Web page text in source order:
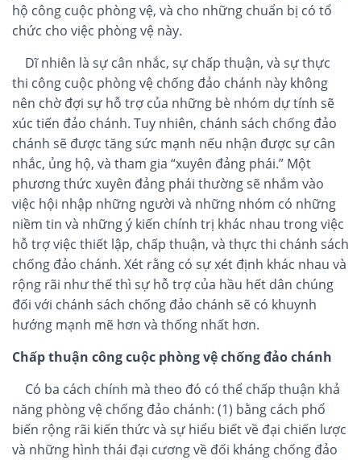
hộ công cuộc phòng vệ, và cho những chuẩn bị có tổ
chức cho việc phòng vệ này.
Dĩ nhiên là sự cân nhắc, sự chấp thuận, và sự thực
thi công cuộc phòng vệ chống đảo chánh này không
nên chờ đợi sự hỗ trợ của những bè nhóm dự tính sẽ
xúc tiến đảo chánh. Tuy nhiên, chánh sách chống đảo
chánh sẽ được tăng sức mạnh nếu nhận được sự cân
nhắc, ủng hộ, và tham gia “xuyên đảng phái.” Một
phương thức xuyên đảng phái thường sẽ nhắm vào
việc hội nhập những người và những nhóm có những
niềm tin và những ý kiến chính trị khác nhau trong việc
hỗ trợ việc thiết lập, chấp thuận, và thực thi chánh sách
chống đảo chánh. Xét rằng có sự xét định khác nhau và
rộng rãi như thế thì sự hỗ trợ của hầu hết dân chúng
đối với chánh sách chống đảo chánh sẽ có khuynh
hướng mạnh mẽ hơn và thống nhất hơn.
Chấp thuận công cuộc phòng vệ chống đảo chánh
Có ba cách chính mà theo đó có thể chấp thuận khả
năng phòng vệ chống đảo chánh: (1) bằng cách phổ
biến rộng rãi kiến thức và sự hiểu biết về đại chiến lược
và những hình thái đại cương về đối kháng chống đảo